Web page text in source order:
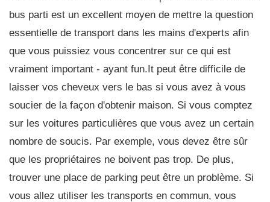
bus parti est un excellent moyen de mettre la question
essentielle de transport dans les mains d'experts afin
que vous puissiez vous concentrer sur ce qui est
vraiment important - ayant fun.It peut être difficile de
laisser vos cheveux vers le bas si vous avez à vous
soucier de la façon d'obtenir maison. Si vous comptez
sur les voitures particulières que vous avez un certain
nombre de soucis. Par exemple, vous devez être sûr
que les propriétaires ne boivent pas trop. De plus,
trouver une place de parking peut être un problème. Si
vous allez utiliser les transports en commun, vous